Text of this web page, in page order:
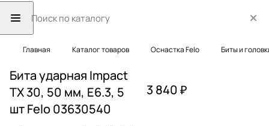
Главная Каталог товаров Оснастка Felo Биты и
Бита ударная Impact
TX 30, 50 мм, E6.3, 5
шт Felo 03630540
3 840 ₽